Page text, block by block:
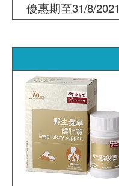
優惠期至31/8/2021